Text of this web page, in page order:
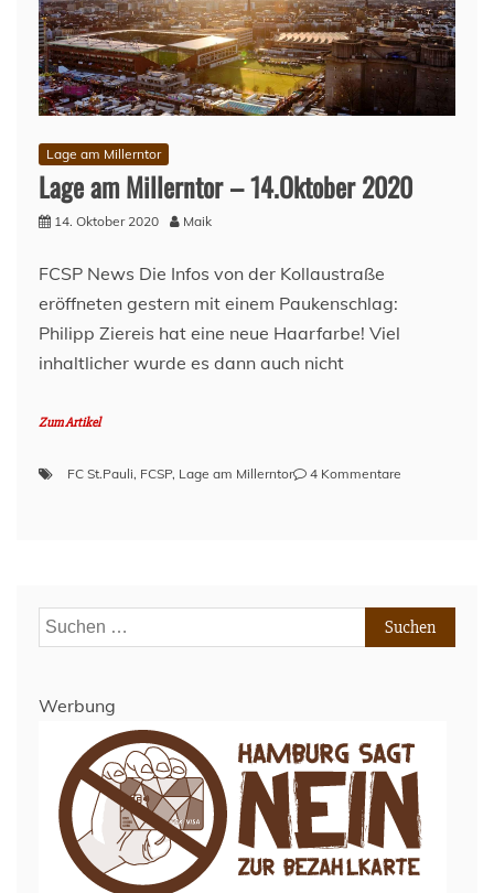
Lage am Millerntor
Lage am Millerntor – 14.Oktober 2020
14. Oktober 2020 Maik
FCSP News Die Infos von der Kollaustraße
eröffneten gestern mit einem Paukenschlag:
Philipp Ziereis hat eine neue Haarfarbe! Viel
inhaltlicher wurde es dann auch nicht
Zum Artikel
FC St.Pauli, FCSP, Lage am Millerntor 4 Kommentare
2020
Suchen
nach:
Werbung